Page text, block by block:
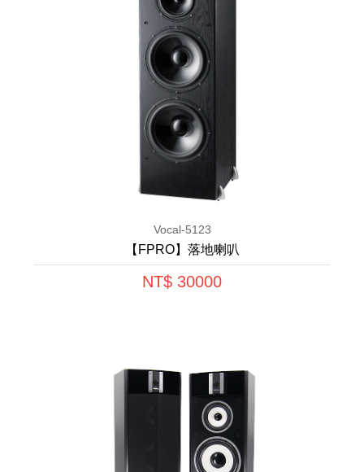
Vocal-5123
【FPRO】落地喇叭
NT$ 30000